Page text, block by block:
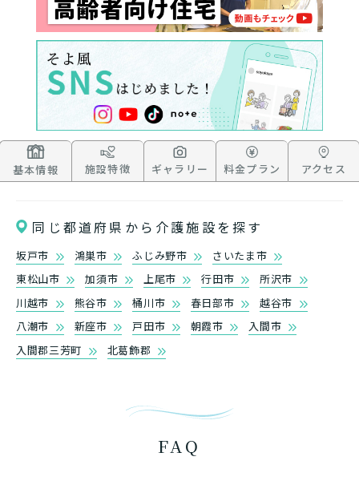
基本情報 施設特徴 ギャラリー 料金プラン アクセス
同じ都道府県から介護施設を探す
坂戸市 鴻巣市 ふじみ野市
さいたま市
東松山市
加須市 上尾市 行田市
所沢市
川越市
熊谷市 桶川市 春日部市
越谷市
八潮市
新座市 戸田市 朝霞市
入間市
入間郡三芳町
北葛飾郡
FAQ